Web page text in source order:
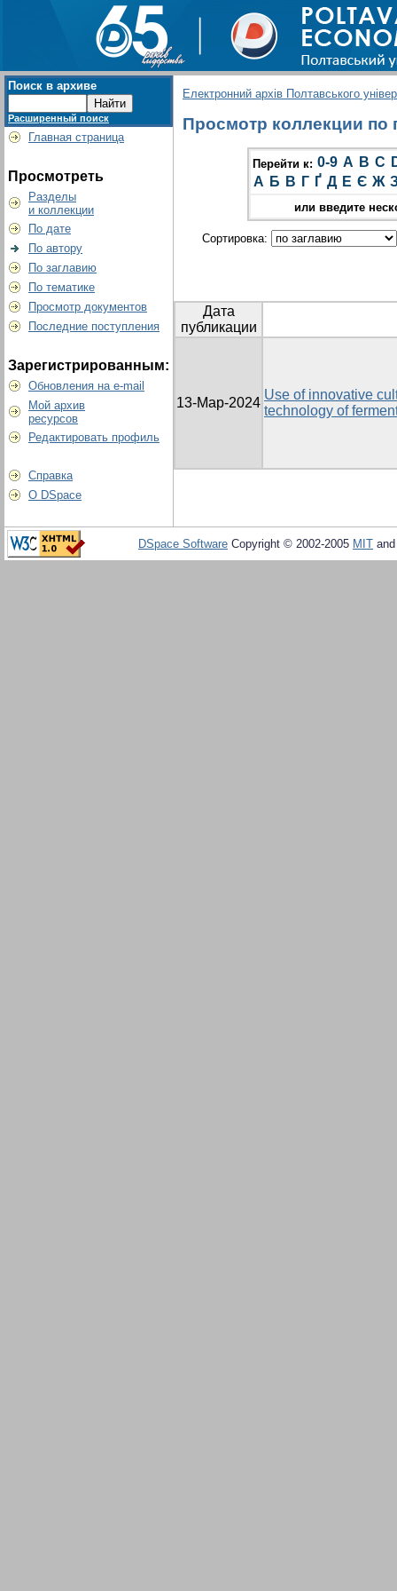
Поиск в архиве
Расширенный поиск
Главная страница
Просмотреть
Разделы
и коллекции
По дате
По автору
По заглавию
По тематике
Просмотр документов
Последние поступления
Зарегистрированным:
Обновления на e-mail
Мой архив
ресурсов
Редактировать профиль
Справка
О DSpace
Електронний архів Полтавського
Просмотр коллекции по
Перейти к: 0-9 A B C
А Б В Г Ґ Д Е Є Ж
или введите
Сортировка:
Дата
публикации
13-Мар-2024
Use of innovative
technology of
DSpace Software Copyright © 2002-2005 MIT